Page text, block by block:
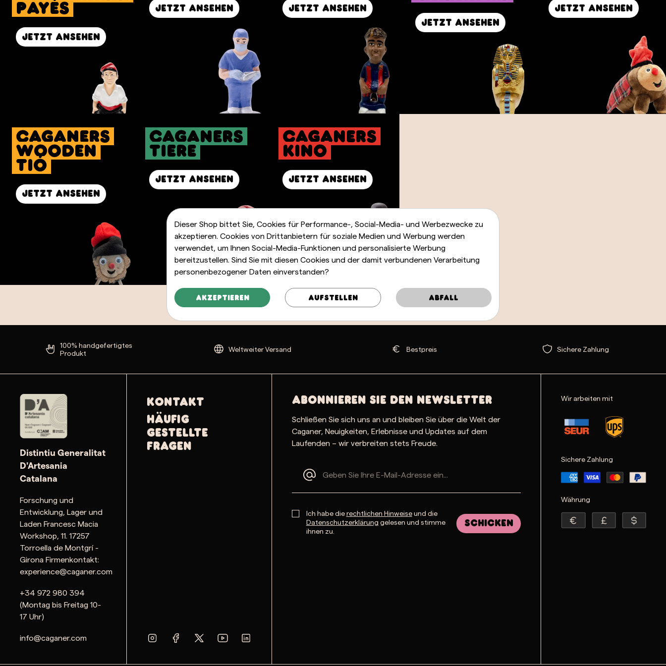
Payés
Jetzt ansehen
Jetzt ansehen Jetzt ansehen
Jetzt ansehen
Jetzt ansehen
caganers
Wooden
Tió
Jetzt ansehen
Caganers
Tiere
Jetzt ansehen
Caganers
Kino
Jetzt ansehen
100% handgefertigtes
Produkt
Weltweiter Versand Bestpreis Sichere Zahlung
Distintiu Generalitat
D'Artesania
Catalana
Forschung und
Entwicklung, Lager und
Laden Francesc Macia
Workshop, 11. 17257
Torroella de Montgrí -
Girona Firmenkontakt:
experience@caganer.com
+34 972 980 394
(Montag bis Freitag 10-
17 Uhr)
info@caganer.com
Kontakt
Häufig
gestellte
Fragen
Abonnieren Sie den Newsletter
Schließen Sie sich uns an und bleiben Sie über die Welt der
Caganer, Neuigkeiten, Erlebnisse und Updates auf dem
Laufenden – wir verbreiten stets Freude.
Ich habe dierechtlichen Hinweiseund die
Datenschutzerklärung gelesen und stimme
ihnen zu.
Schicken
Wir arbeiten mit
Sichere Zahlung
Währung
Dieser Shop bittet Sie, Cookies für Performance-, Social-Media- und Werbezwecke zu
akzeptieren. Cookies von Drittanbietern für soziale Medien und Werbung werden
verwendet, um Ihnen Social-Media-Funktionen und personalisierte Werbung
bereitzustellen. Sind Sie mit diesen Cookies und der damit verbundenen Verarbeitung
personenbezogener Daten einverstanden?
Akzeptieren Aufstellen Abfall